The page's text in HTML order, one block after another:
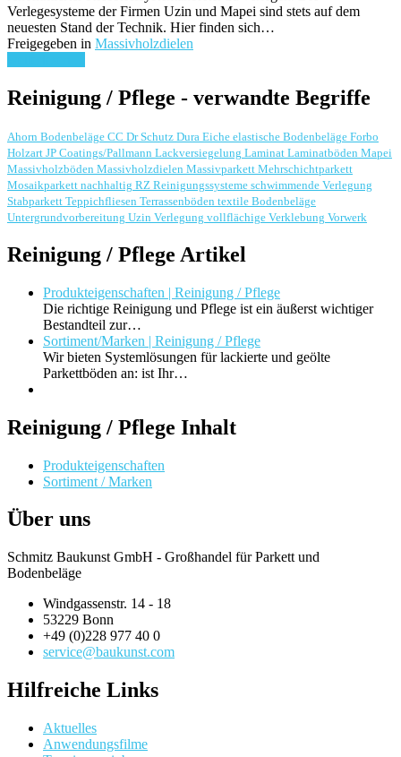
Verlegesysteme der Firmen Uzin und Mapei sind stets auf dem
neuesten Stand der Technik. Hier finden sich…
Freigegeben in Massivholzdielen
Reinigung / Pflege - verwandte Begriffe
Ahorn Bodenbeläge CC Dr Schutz Dura Eiche elastische Bodenbeläge Forbo
Holzart JP Coatings/Pallmann Lackversiegelung Laminat Laminatböden Mapei
Massivholzböden Massivholzdielen Massivparkett Mehrschichtparkett
Mosaikparkett nachhaltig RZ Reinigungssysteme schwimmende Verlegung
Stabparkett Teppichfliesen Terrassenböden textile Bodenbeläge
Untergrundvorbereitung Uzin Verlegung vollflächige Verklebung Vorwerk
Reinigung / Pflege Artikel
Produkteigenschaften | Reinigung / Pflege
Die richtige Reinigung und Pflege ist ein äußerst wichtiger
Bestandteil zur…
Sortiment/Marken | Reinigung / Pflege
Wir bieten Systemlösungen für lackierte und geölte
Parkettböden an: ist Ihr…
Reinigung / Pflege Inhalt
Produkteigenschaften
Sortiment / Marken
Über uns
Schmitz Baukunst GmbH - Großhandel für Parkett und
Bodenbeläge
Windgassenstr. 14 - 18
53229 Bonn
+49 (0)228 977 40 0
service@baukunst.com
Hilfreiche Links
Aktuelles
Anwendungsfilme